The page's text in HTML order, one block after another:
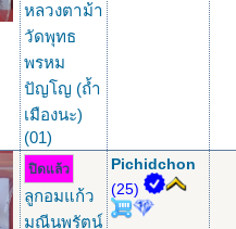
หลวงตาม้า
วัดพุทธ
พรหม
ปัญโญ (ถ้ำ
เมืองนะ)
(01)
ปิดแล้ว
ลูกอมแก้ว
มณีนพรัตน์
Pichidchon
(25)